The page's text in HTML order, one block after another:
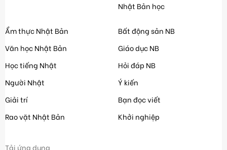
Nhật Bản học
Ẩm thực Nhật Bản
Văn học Nhật Bản
Học tiếng Nhật
Người Nhật
Giải trí
Rao vặt Nhật Bản
Bất động sản NB
Giáo dục NB
Hỏi đáp NB
Ý kiến
Bạn đọc viết
Khởi nghiệp
Tải ứng dụng